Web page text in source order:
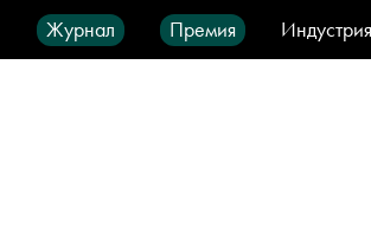
Журнал Премия
Индустрия
Город IT-продукты